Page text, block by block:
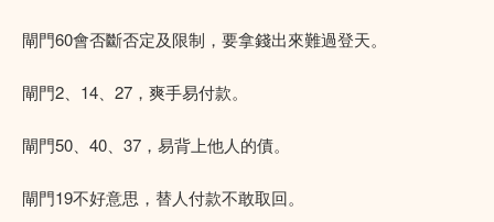
閘門60會否斷否定及限制，要拿錢出來難過登天。
閘門2、14、27，爽手易付款。
閘門50、40、37，易背上他人的債。
閘門19不好意思，替人付款不敢取回。